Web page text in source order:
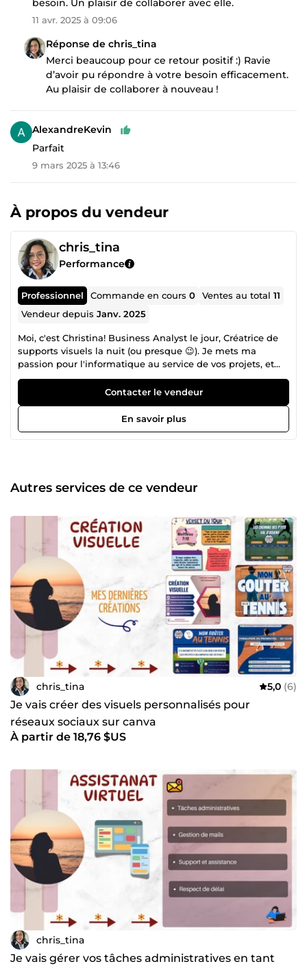
besoin. Un plaisir de collaborer avec elle.
11 avr. 2025 à 09:06
Réponse de chris_tina
Merci beaucoup pour ce retour positif :) Ravie
d’avoir pu répondre à votre besoin efficacement.
Au plaisir de collaborer à nouveau !
AlexandreKevin
Parfait
9 mars 2025 à 13:46
À propos du vendeur
chris_tina
Performance
Professionnel Commande en cours0 Ventes au total11
Vendeur depuisJanv. 2025
Moi, c'est Christina! Business Analyst le jour, Créatrice de
supports visuels la nuit (ou presque 😉). Je mets ma
passion pour l'informatique au service de vos projets, et
mes compétences en design pour créer des visuels qui se
remarquent ! Travaillons ensemble ! 🚀
Contacter le vendeur
En savoir plus
Autres services de ce vendeur
chris_tina 5,0 (6)
Je vais créer des visuels personnalisés pour
réseaux sociaux sur canva
À partir de 18,76 $US
chris_tina
Je vais gérer vos tâches administratives en tant